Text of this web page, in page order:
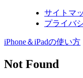
サイトマ
プライバ
iPhone＆iPadの使い方
Not Found